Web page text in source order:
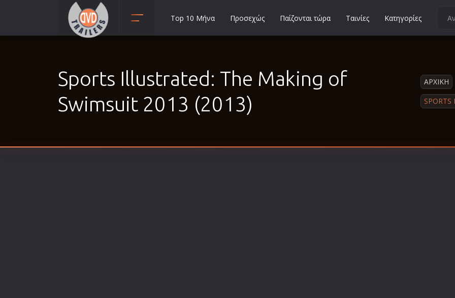
Αισθηματικές
Αστυνομικές
Μικρού Μήκους
Top 10 Μήνα Προσεχώς Παίζονται τώρα Ταινίες Κατηγορίες
Sports Illustrated: The Making of
Swimsuit 2013 (2013)
ΑΡΧΙΚΗ